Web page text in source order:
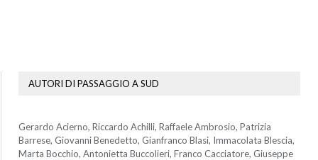
AUTORI DI PASSAGGIO A SUD
Gerardo Acierno, Riccardo Achilli, Raffaele Ambrosio, Patrizia
Barrese, Giovanni Benedetto, Gianfranco Blasi, Immacolata Blescia,
Marta Bocchio, Antonietta Buccolieri, Franco Cacciatore, Giuseppe